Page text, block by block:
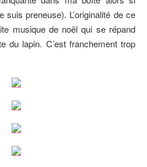
suis preneuse). L’originalité de ce
musique de noël qui se répand
du lapin. C’est franchement trop